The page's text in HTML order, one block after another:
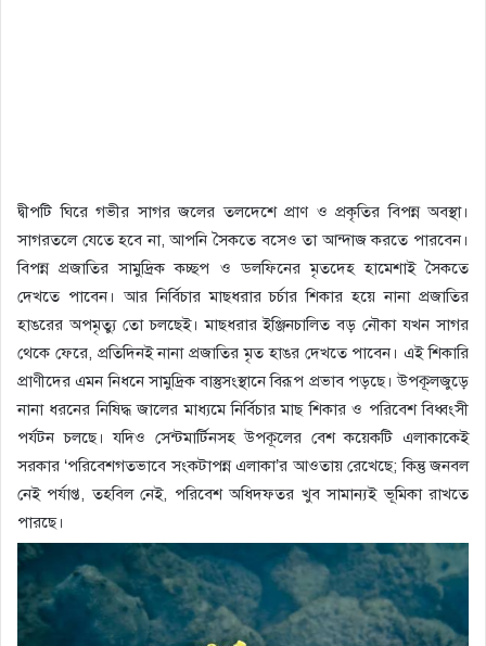
দ্বীপটি ঘিরে গভীর সাগর জলের তলদেশে প্রাণ ও প্রকৃতির বিপন্ন অবস্থা।
সাগরতলে যেতে হবে না, আপনি সৈকতে বসেও তা আন্দাজ করতে পারবেন।
বিপন্ন প্রজাতির সামুদ্রিক কচ্ছপ ও ডলফিনের মৃতদেহ হামেশাই সৈকতে
দেখতে পাবেন। আর নির্বিচার মাছধরার চর্চার শিকার হয়ে নানা প্রজাতির
হাঙরের অপমৃত্যু তো চলছেই। মাছধরার ইঞ্জিনচালিত বড় নৌকা যখন সাগর
থেকে ফেরে, প্রতিদিনই নানা প্রজাতির মৃত হাঙর দেখতে পাবেন। এই শিকারি
প্রাণীদের এমন নিধনে সামুদ্রিক বাস্তুসংস্থানে বিরূপ প্রভাব পড়ছে। উপকূলজুড়ে
নানা ধরনের নিষিদ্ধ জালের মাধ্যমে নির্বিচার মাছ শিকার ও পরিবেশ বিধ্বংসী
পর্যটন চলছে। যদিও সেন্টমার্টিনসহ উপকূলের বেশ কয়েকটি এলাকাকেই
সরকার ‘পরিবেশগতভাবে সংকটাপন্ন এলাকা’র আওতায় রেখেছে; কিন্তু জনবল
নেই পর্যাপ্ত, তহবিল নেই, পরিবেশ অধিদফতর খুব সামান্যই ভূমিকা রাখতে
পারছে।